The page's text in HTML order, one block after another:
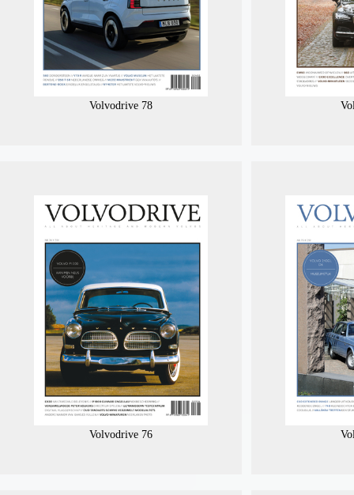
Volvodrive 78
Volvodrive 76